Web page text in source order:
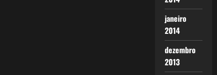
janeiro
2014
dezembro
2013